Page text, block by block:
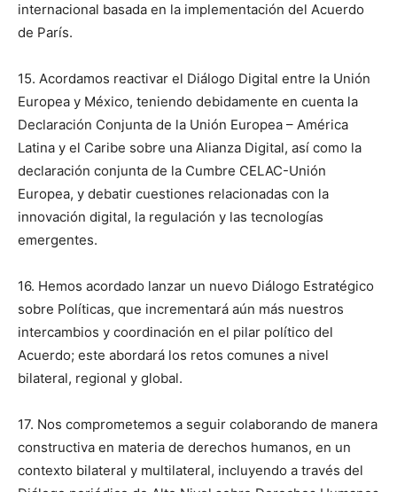
internacional basada en la implementación del Acuerdo
de París.
15. Acordamos reactivar el Diálogo Digital entre la Unión
Europea y México, teniendo debidamente en cuenta la
Declaración Conjunta de la Unión Europea – América
Latina y el Caribe sobre una Alianza Digital, así como la
declaración conjunta de la Cumbre CELAC-Unión
Europea, y debatir cuestiones relacionadas con la
innovación digital, la regulación y las tecnologías
emergentes.
16. Hemos acordado lanzar un nuevo Diálogo Estratégico
sobre Políticas, que incrementará aún más nuestros
intercambios y coordinación en el pilar político del
Acuerdo; este abordará los retos comunes a nivel
bilateral, regional y global.
17. Nos comprometemos a seguir colaborando de manera
constructiva en materia de derechos humanos, en un
contexto bilateral y multilateral, incluyendo a través del